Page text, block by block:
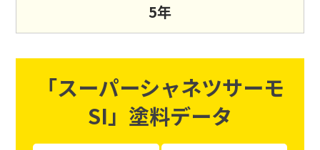
5年
「スーパーシャネツサーモ
SI」塗料データ